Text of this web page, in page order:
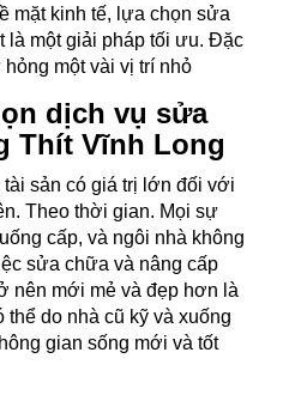
mặt kinh tế, lựa chọn sửa
là một giải pháp tối ưu. Đặc
một vài vị trí nhỏ
dịch vụ sửa
Thít Vĩnh Long
sản có giá trị lớn đối với
Theo thời gian. Mọi sự
cấp, và ngôi nhà không
sửa chữa và nâng cấp
nên mới mẻ và đẹp hơn là
do nhà cũ kỹ và xuống
gian sống mới và tốt